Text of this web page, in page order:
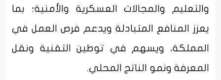
والتعليم والمجالات العسكرية والأمنية؛ بما
يعزز المنافع المتبادلة ويدعم فرص العمل في
المملكة، ويسهم في توطين التقنية ونقل
المعرفة ونمو الناتج المحلي.